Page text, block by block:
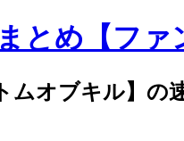
とめ【フ
ムオブキル】の